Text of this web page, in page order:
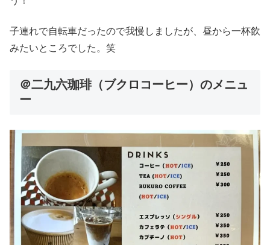
子連れで自転車だったので我慢しましたが、昼から一杯飲
みたいところでした。笑
＠二九六珈琲（ブクロコーヒー）のメニュ
ー